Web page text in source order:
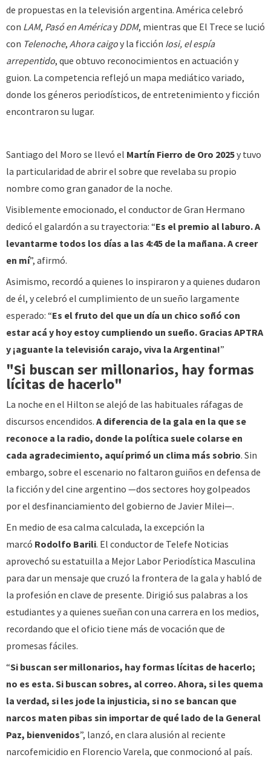
de propuestas en la televisión argentina. América celebró
con LAM, Pasó en Américay DDM, mientras que El Trece se lució
con Telenoche, Ahora caigoy la ficción Iosi, el espía
arrepentido, que obtuvo reconocimientos en actuación y
guion. La competencia reflejó un mapa mediático variado,
donde los géneros periodísticos, de entretenimiento y ficción
encontraron su lugar.
Santiago del Moro se llevó el Martín Fierro de Oro 2025y tuvo
la particularidad de abrir el sobre que revelaba su propio
nombre como gran ganador de la noche.
Visiblemente emocionado, el conductor de Gran Hermano
dedicó el galardón a su trayectoria: “Es el premio al laburo. A
levantarme todos los días a las 4:45 de la mañana. A creer
en mí”, afirmó.
Asimismo, recordó a quienes lo inspiraron y a quienes dudaron
de él, y celebró el cumplimiento de un sueño largamente
esperado: “Es el fruto del que un día un chico soñó con
estar acá y hoy estoy cumpliendo un sueño. Gracias APTRA
y ¡aguante la televisión carajo, viva la Argentina!”
"Si buscan ser millonarios, hay formas
lícitas de hacerlo"
La noche en el Hilton se alejó de las habituales ráfagas de
discursos encendidos. A diferencia de la gala en la que se
reconoce a la radio, donde la política suele colarse en
cada agradecimiento, aquí primó un clima más sobrio. Sin
embargo, sobre el escenario no faltaron guiños en defensa de
la ficción y del cine argentino —dos sectores hoy golpeados
por el desfinanciamiento del gobierno de Javier Milei—.
En medio de esa calma calculada, la excepción la
marcó Rodolfo Barili. El conductor de Telefe Noticias
aprovechó su estatuilla a Mejor Labor Periodística Masculina
para dar un mensaje que cruzó la frontera de la gala y habló de
la profesión en clave de presente. Dirigió sus palabras a los
estudiantes y a quienes sueñan con una carrera en los medios,
recordando que el oficio tiene más de vocación que de
promesas fáciles.
“Si buscan ser millonarios, hay formas lícitas de hacerlo;
no es esta. Si buscan sobres, al correo. Ahora, si les quema
la verdad, si les jode la injusticia, si no se bancan que
narcos maten pibas sin importar de qué lado de la General
Paz, bienvenidos”, lanzó, en clara alusión al reciente
narcofemicidio en Florencio Varela, que conmocionó al país.